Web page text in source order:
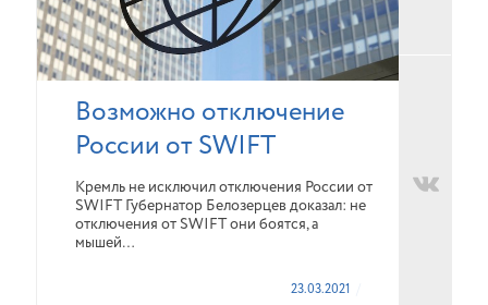
Возможно отключение
России от SWIFT
Кремль не исключил отключения России от
SWIFT Губернатор Белозерцев доказал: не
отключения от SWIFT они боятся, а
мышей…
23.03.2021